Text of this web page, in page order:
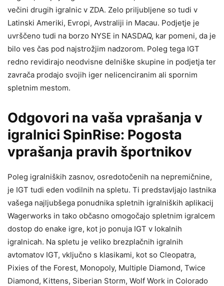
večini drugih igralnic v ZDA. Zelo priljubljene so tudi v
Latinski Ameriki, Evropi, Avstraliji in Macau. Podjetje je
uvrščeno tudi na borzo NYSE in NASDAQ, kar pomeni, da je
bilo ves čas pod najstrožjim nadzorom. Poleg tega IGT
redno revidirajo neodvisne delniške skupine in podjetja ter
zavrača prodajo svojih iger nelicenciranim ali spornim
spletnim mestom.
Odgovori na vaša vprašanja v
igralnici SpinRise: Pogosta
vprašanja pravih športnikov
Poleg igralniških zasnov, osredotočenih na nepremičnine,
je IGT tudi eden vodilnih na spletu. Ti predstavljajo lastnika
vašega najljubšega ponudnika spletnih igralniških aplikacij
Wagerworks in tako občasno omogočajo spletnim igralcem
dostop do enake igre, kot jo ponuja IGT v lokalnih
igralnicah. Na spletu je veliko brezplačnih igralnih
avtomatov IGT, vključno s klasikami, kot so Cleopatra,
Pixies of the Forest, Monopoly, Multiple Diamond, Twice
Diamond, Kittens, Siberian Storm, Wolf Work in Colorado